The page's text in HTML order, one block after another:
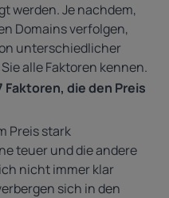
werden. Je nachdem,
Domains verfolgen,
unterschiedlicher
alle Faktoren kennen.
die den Preis
Preis stark
teuer und die andere
nicht immer klar
sich in den